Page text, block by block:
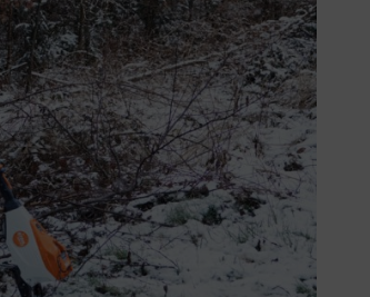
rodales en el bosque.